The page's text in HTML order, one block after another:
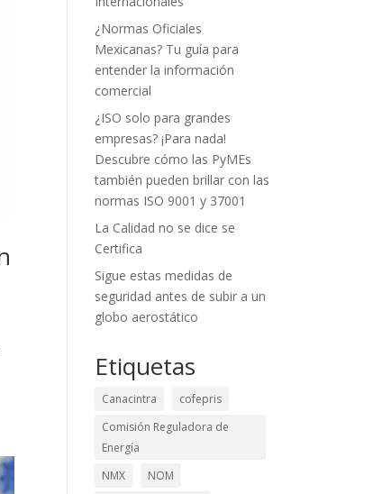
¿Normas Oficiales
Mexicanas? Tu guía para
entender la información
comercial
¿ISO solo para grandes
empresas? ¡Para nada!
Descubre cómo las PyMEs
también pueden brillar con las
normas ISO 9001 y 37001
La Calidad no se dice se
Certifica
Sigue estas medidas de
seguridad antes de subir a un
globo aerostático
Etiquetas
Canacintra
cofepris
Comisión Reguladora de
Energía
NMX
NOM